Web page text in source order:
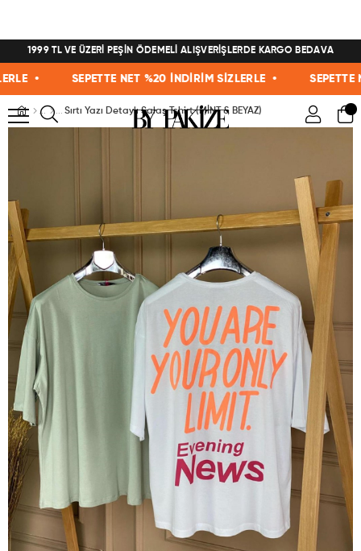
1999 TL VE ÜZERİ PEŞİN ÖDEMELİ ALIŞVERİŞLERDE KARGO BEDAVA
• SEPETTE NET %20 İNDİRİM SİZLERLE • SEPETTE
Sırtı Yazı Detaylı Salaş Tshirt (MİNT & BEYAZ)